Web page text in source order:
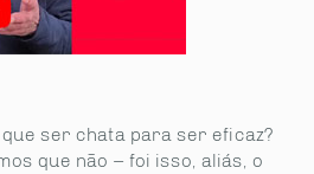
ser chata para ser eficaz?
que não – foi isso, aliás, o